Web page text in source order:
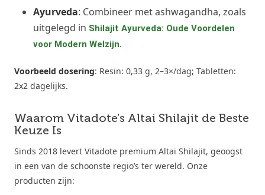
Ayurveda: Combineer met ashwagandha, zoals
uitgelegd in Shilajit Ayurveda: Oude Voordelen
voor Modern Welzijn.
Voorbeeld dosering: Resin: 0,33 g, 2–3×/dag; Tabletten:
2x2 dagelijks.
Waarom Vitadote’s Altai Shilajit de Beste
Keuze Is
Sinds 2018 levert Vitadote premium Altai Shilajit, geoogst
in een van de schoonste regio’s ter wereld. Onze
producten zijn: